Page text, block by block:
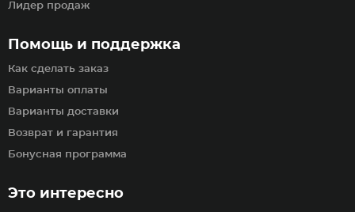
Помощь и поддержка
Как сделать заказ
Варианты оплаты
Варианты доставки
Возврат и гарантия
Бонусная программа
Лидер продаж
Это интересно